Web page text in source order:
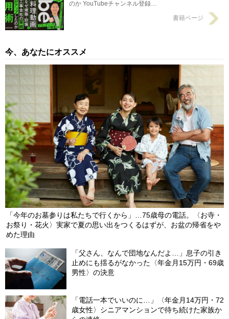
のか YouTubeチャンネル登録…
書籍ページ
今、あなたにオススメ
「今年のお墓参りは私たちで行くから」…75歳母の電話。〈お寺・
お祭り・花火〉実家で夏の思い出をつくるはずが、お盆の帰省をや
めた理由
「父さん、なんで団地なんだよ…」息子の引き
止めにも揺るがなかった〈年金月15万円・69歳
男性〉の決意
「電話一本でいいのに…」〈年金月14万円・72
歳女性〉シニアマンションで待ち続けた家族か